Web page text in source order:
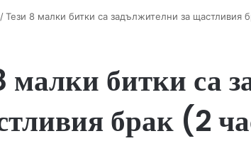
/Тези 8 малки битки са задължителни за щастливия
малки битки са
брак (2